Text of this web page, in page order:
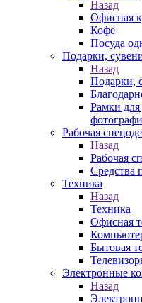
Назад
Офисная
Кофе
Посуда
Подарки,
Назад
Подарки,
Рамки для
Рабочая
Назад
Рабочая
Средства
Техника
Назад
Техника
Офисная
Бытовая
Электронные
Назад